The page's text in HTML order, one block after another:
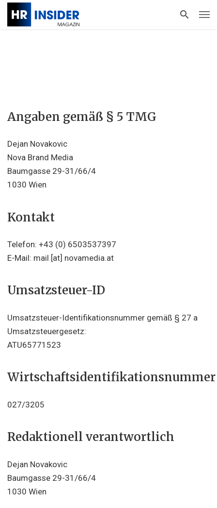
Angaben gemäß § 5 TMG
Dejan Novakovic
Nova Brand Media
Baumgasse 29-31/66/4
1030 Wien
Kontakt
Telefon: +43 (0) 6503537397
E-Mail: mail [at] novamedia.at
Umsatzsteuer-ID
Umsatzsteuer-Identifikationsnummer gemäß § 27 a
Umsatzsteuergesetz:
ATU65771523
Wirtschaftsidentifikationsnummer
027/3205
Redaktionell verantwortlich
Dejan Novakovic
Baumgasse 29-31/66/4
1030 Wien